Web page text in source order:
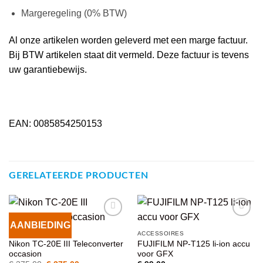
Margeregeling (0% BTW)
Al onze artikelen worden geleverd met een marge factuur.
Bij BTW artikelen staat dit vermeld. Deze factuur is tevens
uw garantiebewijs.
EAN: 0085854250153
GERELATEERDE PRODUCTEN
AANBIEDINGVOEG TOE
WENSENLIJST
Nikon TC-20E III Teleconverter
occasion
WENSENLIJST
ACCESSOIRES
FUJIFILM NP-T125 li-ion accu
voor GFX